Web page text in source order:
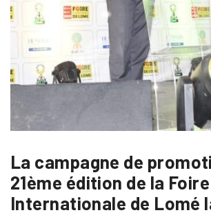
La campagne de
21ème édition de la Foire
Internationale de Lomé